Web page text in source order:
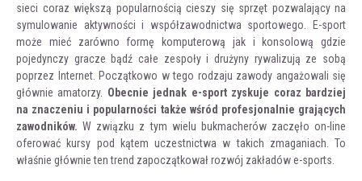
sieci coraz większą popularnością cieszy się sprzęt pozwalający na
symulowanie aktywności i współzawodnictwa sportowego. E-sport
może mieć zarówno formę komputerową jak i konsolową gdzie
pojedynczy gracze bądź całe zespoły i drużyny rywalizują ze sobą
poprzez Internet. Początkowo w tego rodzaju zawody angażowali się
głównie amatorzy. Obecnie jednak e-sport zyskuje coraz bardziej
na znaczeniu i popularności także wśród profesjonalnie grających
zawodników. W związku z tym wielu bukmacherów zaczęło on-line
oferować kursy pod kątem uczestnictwa w takich zmaganiach. To
właśnie głównie ten trend zapoczątkował rozwój zakładów e-sports.